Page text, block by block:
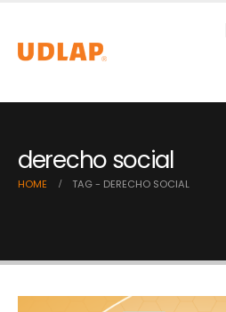
derecho social
HOME TAG - DERECHO SOCIAL